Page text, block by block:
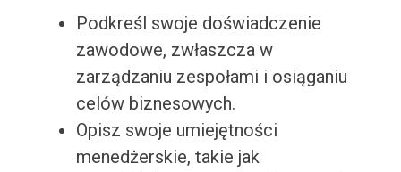
Podkreśl swoje doświadczenie
zawodowe, zwłaszcza w
zarządzaniu zespołami i osiąganiu
celów biznesowych.
Opisz swoje umiejętności
menedżerskie, takie jak